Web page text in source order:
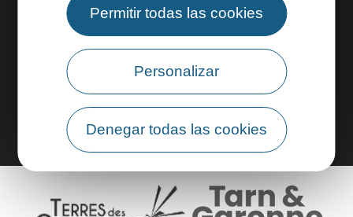
Permitir todas las cookies
Personalizar
Denegar todas las cookies
Área profesional
Área de grupo